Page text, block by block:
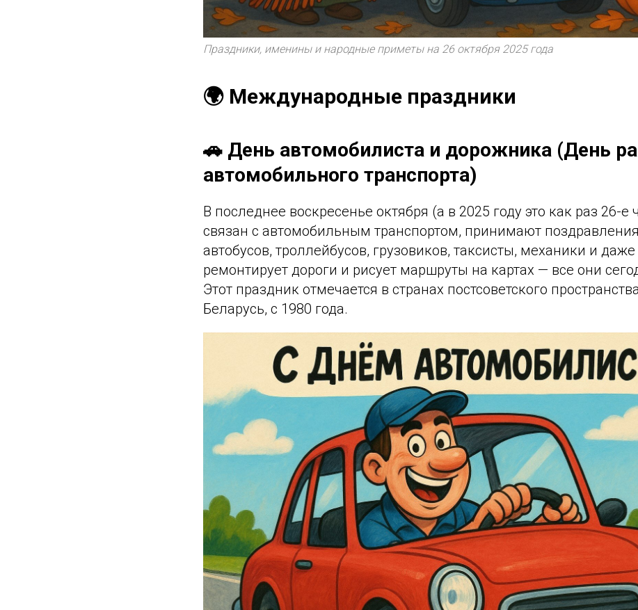
Праздники, именины и народные приметы на 26 октября 2025 года
🌍 Международные праздники
🚗 День автомобилиста и дорожника (День
автомобильного транспорта)
В последнее воскресенье октября (а в 2025 году это как раз 26-е
связан с автомобильным транспортом, принимают
автобусов, троллейбусов, грузовиков, таксисты, механики и даже
ремонтирует дороги и рисует маршруты на картах — все они
Этот праздник отмечается в странах постсоветского
Беларусь, с 1980 года.